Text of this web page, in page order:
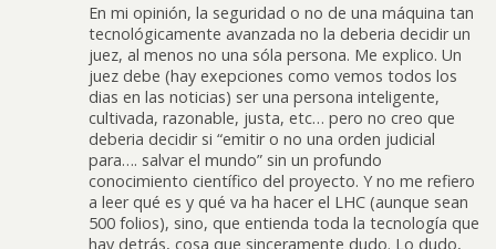
En mi opinión, la seguridad o no de una máquina tan
tecnológicamente avanzada no la deberia decidir un
juez, al menos no una sóla persona. Me explico. Un
juez debe (hay exepciones como vemos todos los
dias en las noticias) ser una persona inteligente,
cultivada, razonable, justa, etc… pero no creo que
deberia decidir si “emitir o no una orden judicial
para…. salvar el mundo” sin un profundo
conocimiento científico del proyecto. Y no me refiero
a leer qué es y qué va ha hacer el LHC (aunque sean
500 folios), sino, que entienda toda la tecnología que
hay detrás, cosa que sinceramente dudo. Lo dudo,